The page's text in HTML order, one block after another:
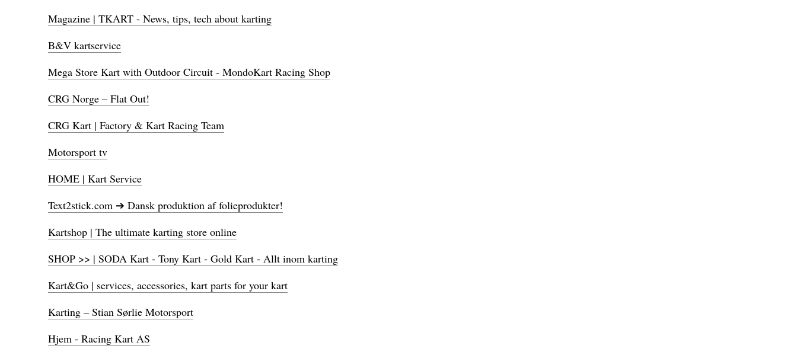
Magazine | TKART - News, tips, tech about karting
B&V kartservice
Mega Store Kart with Outdoor Circuit - MondoKart Racing Shop
CRG Norge – Flat Out!
CRG Kart | Factory & Kart Racing Team
Motorsport tv
HOME | Kart Service
Text2stick.com ➔ Dansk produktion af folieprodukter!
Kartshop | The ultimate karting store online
SHOP >> | SODA Kart - Tony Kart - Gold Kart - Allt inom karting
Kart&Go | services, accessories, kart parts for your kart
Karting – Stian Sørlie Motorsport
Hjem - Racing Kart AS